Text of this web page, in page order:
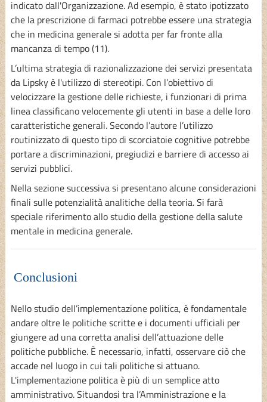
indicato dall'Organizzazione. Ad esempio, è stato ipotizzato
che la prescrizione di farmaci potrebbe essere una strategia
che in medicina generale si adotta per far fronte alla
mancanza di tempo (11).
L’ultima strategia di razionalizzazione dei servizi presentata
da Lipsky è l'utilizzo di stereotipi. Con l’obiettivo di
velocizzare la gestione delle richieste, i funzionari di prima
linea classificano velocemente gli utenti in base a delle loro
caratteristiche generali. Secondo l’autore l’utilizzo
routinizzato di questo tipo di scorciatoie cognitive potrebbe
portare a discriminazioni, pregiudizi e barriere di accesso ai
servizi pubblici.
Nella sezione successiva si presentano alcune considerazioni
finali sulle potenzialità analitiche della teoria. Si farà
speciale riferimento allo studio della gestione della salute
mentale in medicina generale.
Conclusioni
Nello studio dell’implementazione politica, è fondamentale
andare oltre le politiche scritte e i documenti ufficiali per
giungere ad una corretta analisi dell’attuazione delle
politiche pubbliche. È necessario, infatti, osservare ciò che
accade nel luogo in cui tali politiche si attuano.
L'implementazione politica è più di un semplice atto
amministrativo. Situandosi tra l’Amministrazione e la